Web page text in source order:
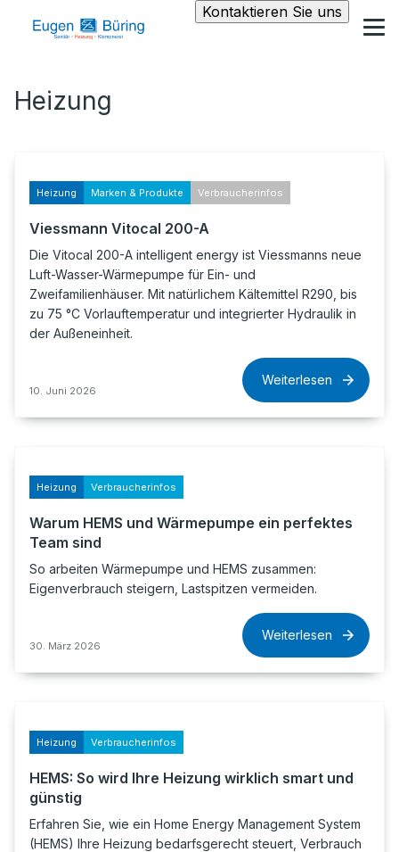
Kontaktieren Sie uns
Heizung
Heizung Marken & Produkte Verbraucherinfos
Viessmann Vitocal 200-A
Die Vitocal 200-A intelligent energy ist Viessmanns neue
Luft-Wasser-Wärmepumpe für Ein- und
Zweifamilienhäuser. Mit natürlichem Kältemittel R290, bis
zu 75 °C Vorlauftemperatur und integrierter Hydraulik in
der Außeneinheit.
10. Juni 2026
Weiterlesen
Heizung Verbraucherinfos
Warum HEMS und Wärmepumpe ein perfektes
Team sind
So arbeiten Wärmepumpe und HEMS zusammen:
Eigenverbrauch steigern, Lastspitzen vermeiden.
30. März 2026
Weiterlesen
Heizung Verbraucherinfos
HEMS: So wird Ihre Heizung wirklich smart und
günstig
Erfahren Sie, wie ein Home Energy Management System
(HEMS) Ihre Heizung bedarfsgerecht steuert, Verbrauch